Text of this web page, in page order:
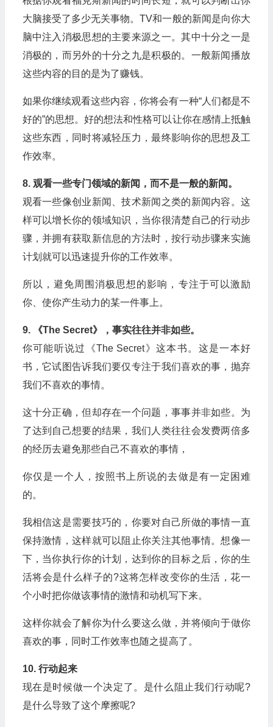
大脑接受了多少无关事物。TV和一般的新闻是向你大
脑中注入消极思想的主要来源之一。其中十分之一是
消极的，而另外的十分之九是积极的。一般新闻播放
这些内容的目的是为了赚钱。
如果你继续观看这些内容，你将会有一种“人们都是不
好的”的思想。好的想法和性格可以让你在感情上抵触
这些东西，同时将减轻压力，最终影响你的思想及工
作效率。
8. 观看一些专门领域的新闻，而不是一般的新闻。
观看一些像创业新闻、技术新闻之类的新闻内容。这
样可以增长你的领域知识，当你很清楚自己的行动步
骤，并拥有获取新信息的方法时，按行动步骤来实施
计划就可以迅速提升你的工作效率。
所以，避免周围消极思想的影响，专注于可以激励
你、使你产生动力的某一件事上。
9. 《The Secret》，事实往往并非如些。
你可能听说过《The Secret》这本书。这是一本好
书，它试图告诉我们要仅专注于我们喜欢的事，抛弃
我们不喜欢的事情。
这十分正确，但却存在一个问题，事事并非如些。为
了达到自己想要的结果，我们人类往往会发费两倍多
的经历去避免那些自己不喜欢的事情，
你仅是一个人，按照书上所说的去做是有一定困难
的。
我相信这是需要技巧的，你要对自己所做的事情一直
保持激情，这样就可以阻止你关注其他事情。想像一
下，当你执行你的计划，达到你的目标之后，你的生
活将会是什么样子的?这将怎样改变你的生活，花一
个小时把你做该事情的激情和动机写下来。
这样你就会了解你为什么要这么做，并将倾向于做你
喜欢的事，同时工作效率也随之提高了。
10. 行动起来
现在是时候做一个决定了。是什么阻止我们行动呢?
是什么导致了这个摩擦呢?